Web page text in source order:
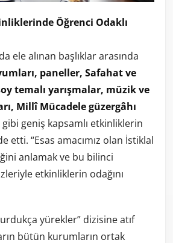
Öğrenci Odaklı
ele alınan başlıklar arasında
paneller, Safahat ve
temalı yarışmalar, müzik ve
Millî Mücadele güzergâhı
gibi geniş kapsamlı etkinliklerin
etti. “Esas amacımız olan İstiklal
anlamak ve bu bilinci
etkinliklerin odağını
yürekler” dizisine atıf
bütün kurumların ortak